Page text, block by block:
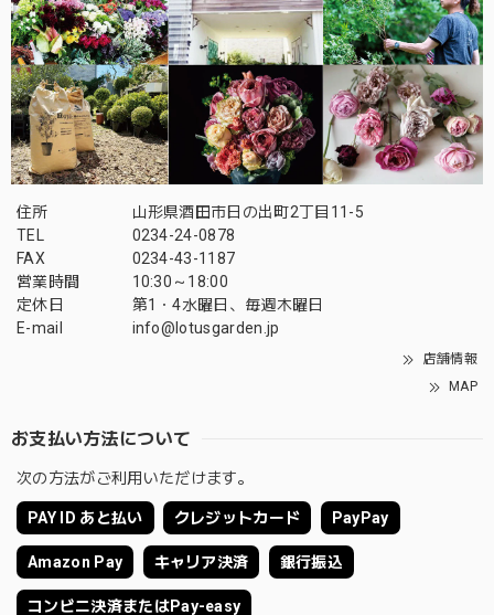
住所
山形県酒田市日の出町2丁目11-5
TEL
0234-24-0878
FAX
0234-43-1187
営業時間
10:30～18:00
定休日
第1・4水曜日、毎週木曜日
E-mail
info@lotusgarden.jp
店舗情報
MAP
お支払い方法について
次の方法がご利用いただけます。
PAY ID あと払い クレジットカード PayPay
Amazon Pay キャリア決済 銀行振込
コンビニ決済またはPay-easy